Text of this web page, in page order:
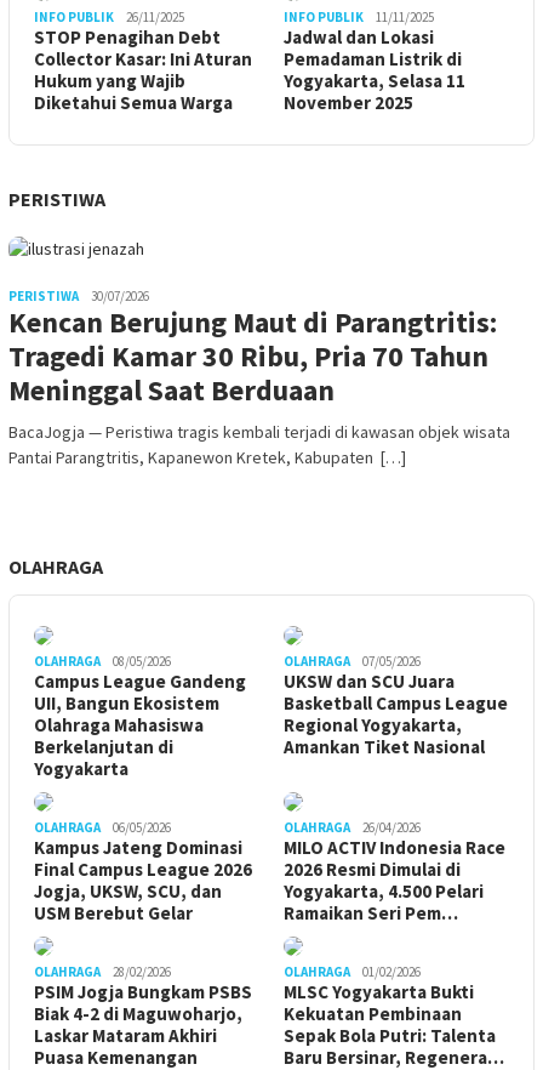
INFO PUBLIK 26/11/2025
STOP Penagihan Debt
Collector Kasar: Ini Aturan
Hukum yang Wajib
Diketahui Semua Warga
INFO PUBLIK 11/11/2025
Jadwal dan Lokasi
Pemadaman Listrik di
Yogyakarta, Selasa 11
November 2025
PERISTIWA
PERISTIWA 30/07/2026
Kencan Berujung Maut di Parangtritis:
Tragedi Kamar 30 Ribu, Pria 70 Tahun
Meninggal Saat Berduaan
BacaJogja — Peristiwa tragis kembali terjadi di kawasan objek wisata
Pantai Parangtritis, Kapanewon Kretek, Kabupaten […]
OLAHRAGA
OLAHRAGA 08/05/2026
Campus League Gandeng
UII, Bangun Ekosistem
Olahraga Mahasiswa
Berkelanjutan di
Yogyakarta
OLAHRAGA 07/05/2026
UKSW dan SCU Juara
Basketball Campus League
Regional Yogyakarta,
Amankan Tiket Nasional
OLAHRAGA 06/05/2026
Kampus Jateng Dominasi
Final Campus League 2026
Jogja, UKSW, SCU, dan
USM Berebut Gelar
OLAHRAGA 26/04/2026
MILO ACTIV Indonesia Race
2026 Resmi Dimulai di
Yogyakarta, 4.500 Pelari
Ramaikan Seri Pem…
OLAHRAGA 28/02/2026
PSIM Jogja Bungkam PSBS
Biak 4-2 di Maguwoharjo,
Laskar Mataram Akhiri
Puasa Kemenangan
OLAHRAGA 01/02/2026
MLSC Yogyakarta Bukti
Kekuatan Pembinaan
Sepak Bola Putri: Talenta
Baru Bersinar, Regenera…